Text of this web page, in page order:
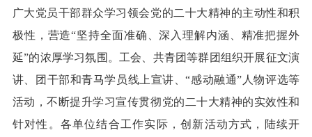
广大党员干部群众学习领会党的二十大精神的主动性和积
极性，营造“坚持全面准确、深入理解内涵、精准把握外
延”的浓厚学习氛围。工会、共青团等群团组织开展征文演
讲、团干部和青马学员线上宣讲、“感动融通”人物评选等
活动，不断提升学习宣传贯彻党的二十大精神的实效性和
针对性。各单位结合工作实际，创新活动方式，陆续开